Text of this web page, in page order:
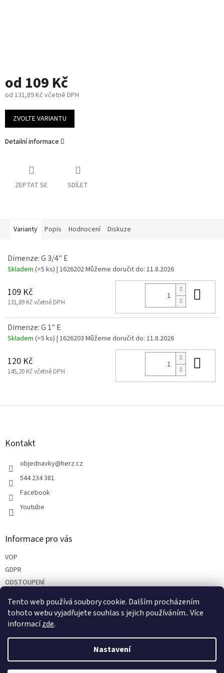
Tento web používá soubory cookie. Dalším procházením
tohoto webu vyjadřujete souhlas s jejich používáním.. Více
informacízde.
Nastavení
od 109 Kč
od 131,89 Kč včetně DPH
Měrná
cena:
ZVOLTE VARIANTU
Detailní informace
ZEPTAT SE SDÍLET
Varianty Popis Hodnocení Diskuze
Dimenze: G 3/4" E
Skladem (>5 ks) | 1626202Můžeme doručit do: 11.8.2026
109 Kč
131,89 Kč včetně DPH
Dimenze: G 1" E
Skladem (>5 ks) | 1626203 Můžeme doručit do: 11.8.2026
120 Kč
145,20 Kč včetně DPH
Z
Kontakt
objednavky@herz.cz
544 234 381
Facebook
Youtube
Informace pro vás
VOP
GDPR
ODSTOUPENÍ
PARTNEŘI
Vytvořil Shoptet